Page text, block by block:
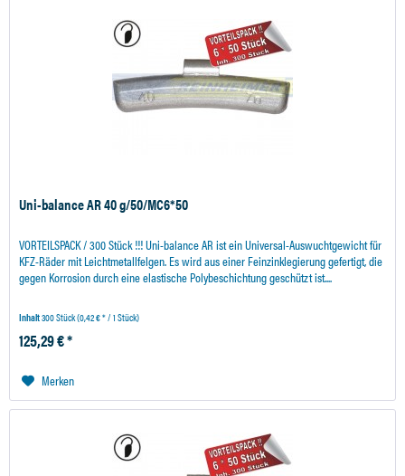
Uni-balance AR 40 g/50/MC6*50
VORTEILSPACK / 300 Stück !!! Uni-balance AR ist ein Universal-Auswuchtgewicht für
KFZ-Räder mit Leichtmetallfelgen. Es wird aus einer Feinzinklegierung gefertigt, die
gegen Korrosion durch eine elastische Polybeschichtung geschützt ist....
Inhalt300 Stück(0,42 € * / 1 Stück)
125,29 € *
Merken